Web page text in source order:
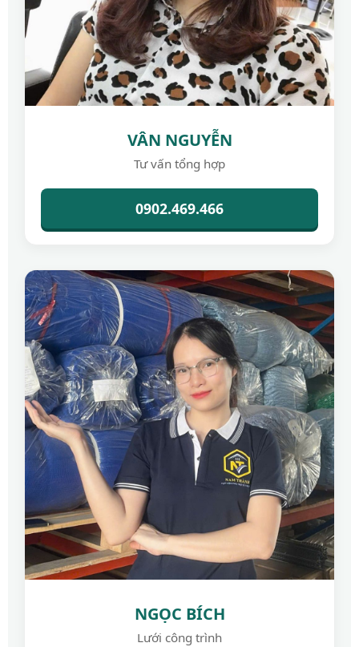
VÂN NGUYỄN
Tư vấn tổng hợp
0902.469.466
NGỌC BÍCH
Lưới công trình